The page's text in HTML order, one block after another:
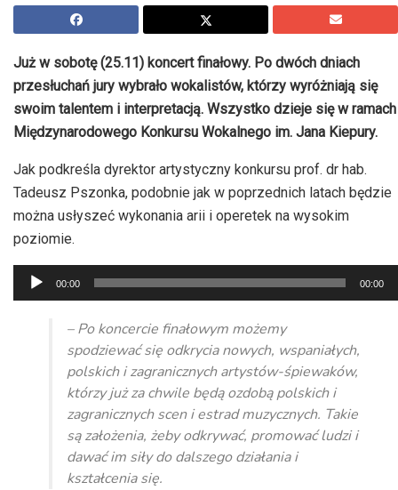
Już w sobotę (25.11) koncert finałowy. Po dwóch dniach
przesłuchań jury wybrało wokalistów, którzy wyróżniają się
swoim talentem i interpretacją. Wszystko dzieje się w ramach
Międzynarodowego Konkursu Wokalnego im. Jana Kiepury.
Jak podkreśla dyrektor artystyczny konkursu prof. dr hab.
Tadeusz Pszonka, podobnie jak w poprzednich latach będzie
można usłyszeć wykonania arii i operetek na wysokim
poziomie.
Odtwarzacz
plików
dźwiękowych
00:00 00:00
– Po koncercie finałowym możemy
spodziewać się odkrycia nowych, wspaniałych,
polskich i zagranicznych artystów-śpiewaków,
którzy już za chwile będą ozdobą polskich i
zagranicznych scen i estrad muzycznych. Takie
są założenia, żeby odkrywać, promować ludzi i
dawać im siły do dalszego działania i
kształcenia się.